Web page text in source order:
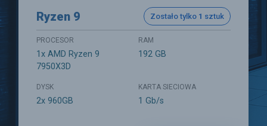
Ryzen 9 Zostało tylko 1 sztuk
PROCESOR
1x AMD Ryzen 9
7950X3D
RAM
192 GB
DYSK
2x 960GB
KARTA SIECIOWA
1 Gb/s